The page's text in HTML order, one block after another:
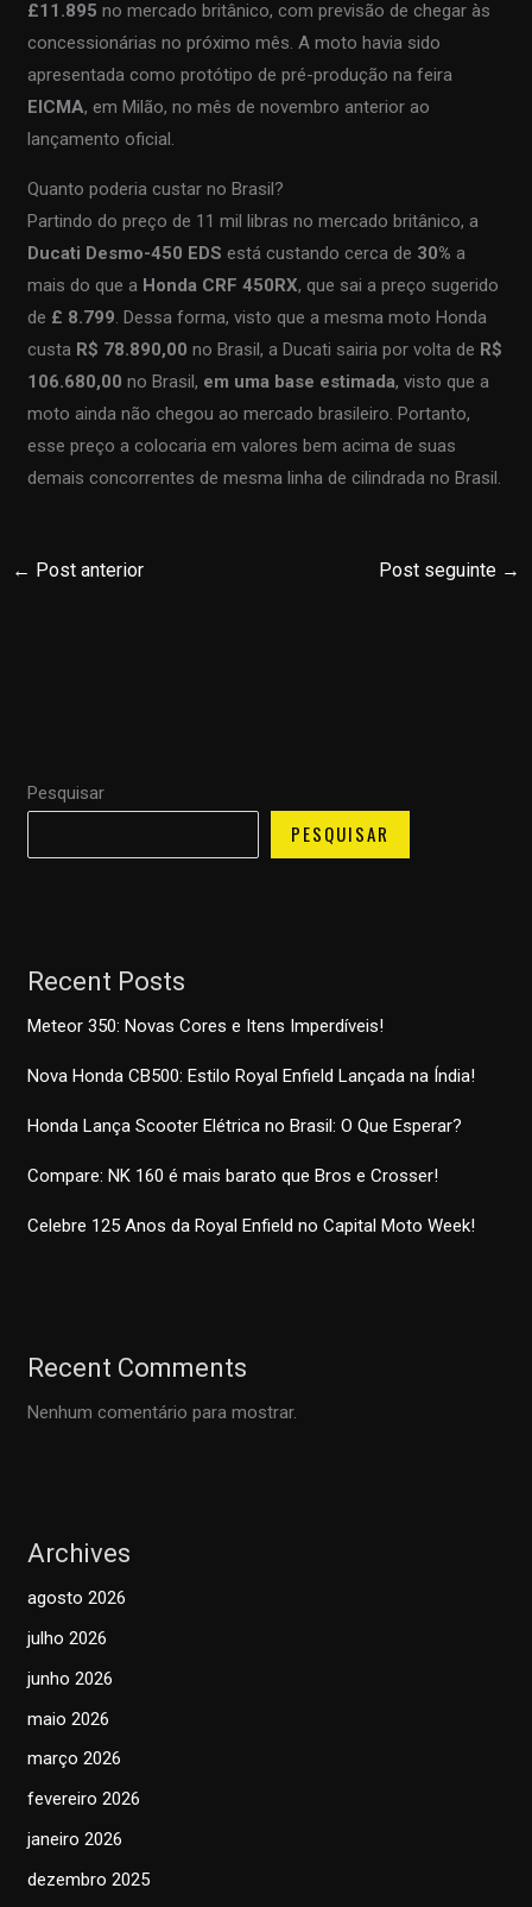
£11.895 no mercado britânico, com previsão de chegar às
concessionárias no próximo mês. A moto havia sido
apresentada como protótipo de pré-produção na feira
EICMA, em Milão, no mês de novembro anterior ao
lançamento oficial.
Quanto poderia custar no Brasil?
Partindo do preço de 11 mil libras no mercado britânico, a
Ducati Desmo-450 EDS está custando cerca de 30% a
mais do que a Honda CRF 450RX, que sai a preço sugerido
de £ 8.799 . Dessa forma, visto que a mesma moto Honda
custa R$ 78.890,00 no Brasil, a Ducati sairia por volta de R$
106.680,00 no Brasil, em uma base estimada, visto que a
moto ainda não chegou ao mercado brasileiro. Portanto,
esse preço a colocaria em valores bem acima de suas
demais concorrentes de mesma linha de cilindrada no Brasil.
← Post anterior Post seguinte →
Pesquisar
PESQUISAR
Recent Posts
Meteor 350: Novas Cores e Itens Imperdíveis!
Nova Honda CB500: Estilo Royal Enfield Lançada na Índia!
Honda Lança Scooter Elétrica no Brasil: O Que Esperar?
Compare: NK 160 é mais barato que Bros e Crosser!
Celebre 125 Anos da Royal Enfield no Capital Moto Week!
Recent Comments
Nenhum comentário para mostrar.
Archives
agosto 2026
julho 2026
junho 2026
maio 2026
março 2026
fevereiro 2026
janeiro 2026
dezembro 2025